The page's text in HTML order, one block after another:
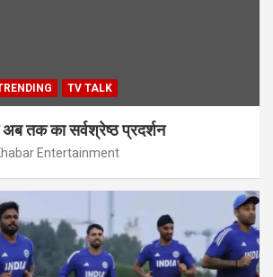
TV TALK
तक का सर्वश्रेष्ठ प्रदर्शन
Entertainment